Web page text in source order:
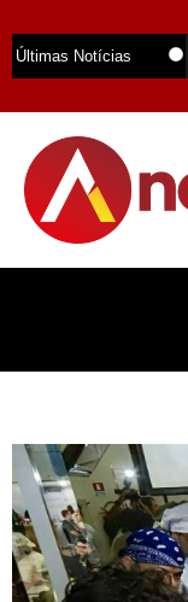
Últimas Notícias